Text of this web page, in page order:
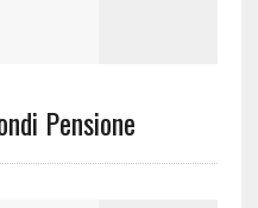
Pensione